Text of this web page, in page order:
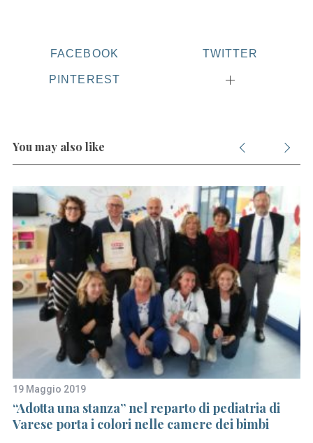
FACEBOOK TWITTER
PINTEREST
You may also like
19 Maggio 2019
“Adotta una stanza” nel reparto di pediatria di
Varese porta i colori nelle camere dei bimbi
e
a
c
h
f
r
: